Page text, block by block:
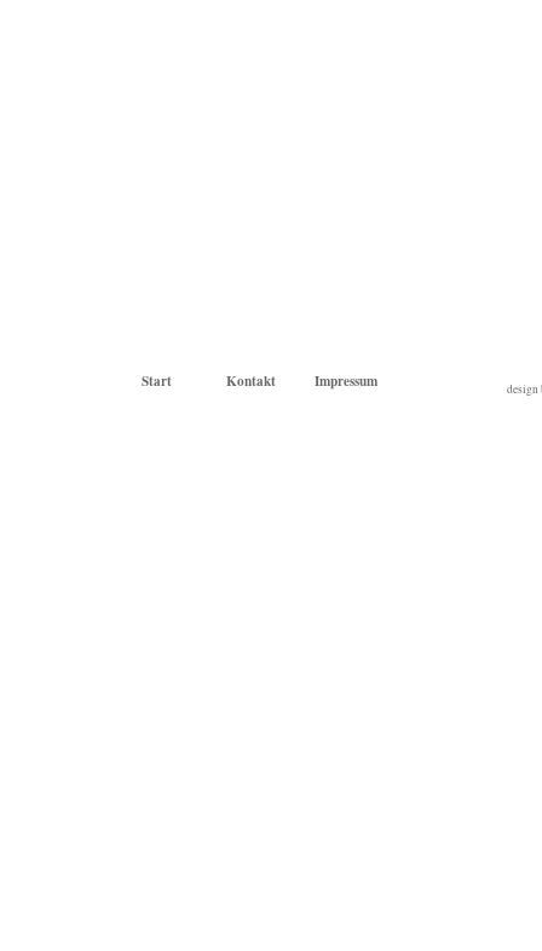
Start Kontakt Impressum design